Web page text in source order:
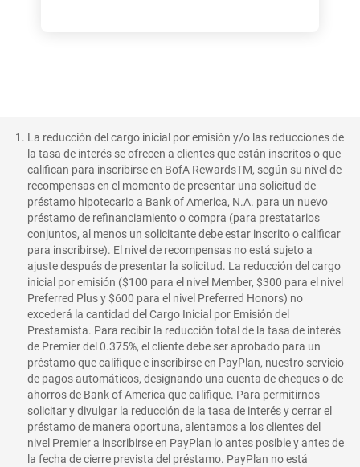
La reducción del cargo inicial por emisión y/o las reducciones de
la tasa de interés se ofrecen a clientes que están inscritos o que
califican para inscribirse en BofA RewardsTM, según su nivel de
recompensas en el momento de presentar una solicitud de
préstamo hipotecario a Bank of America, N.A. para un nuevo
préstamo de refinanciamiento o compra (para prestatarios
conjuntos, al menos un solicitante debe estar inscrito o calificar
para inscribirse). El nivel de recompensas no está sujeto a
ajuste después de presentar la solicitud. La reducción del cargo
inicial por emisión ($100 para el nivel Member, $300 para el nivel
Preferred Plus y $600 para el nivel Preferred Honors) no
excederá la cantidad del Cargo Inicial por Emisión del
Prestamista. Para recibir la reducción total de la tasa de interés
de Premier del 0.375%, el cliente debe ser aprobado para un
préstamo que califique e inscribirse en PayPlan, nuestro servicio
de pagos automáticos, designando una cuenta de cheques o de
ahorros de Bank of America que califique. Para permitirnos
solicitar y divulgar la reducción de la tasa de interés y cerrar el
préstamo de manera oportuna, alentamos a los clientes del
nivel Premier a inscribirse en PayPlan lo antes posible y antes de
la fecha de cierre prevista del préstamo. PayPlan no está